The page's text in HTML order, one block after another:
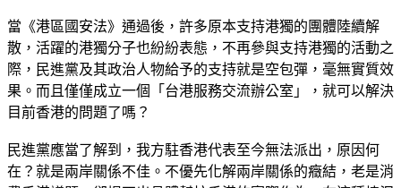
當《港區國安法》通過後，許多原本支持港獨的團體陸續解
散，活躍的港獨分子也紛紛表態，不再參與支持港獨的活動之
際，民進黨及其政治人物給予的支持就是空包彈，毫無實質效
果。而且僅僅成立一個「台港服務交流辦公室」，就可以解決
目前香港的問題了嗎？
民進黨應當了解到，我方駐香港代表至今無法派出，原因何
在？就是兩岸關係不佳。不優先化解兩岸關係的癥結，老是消